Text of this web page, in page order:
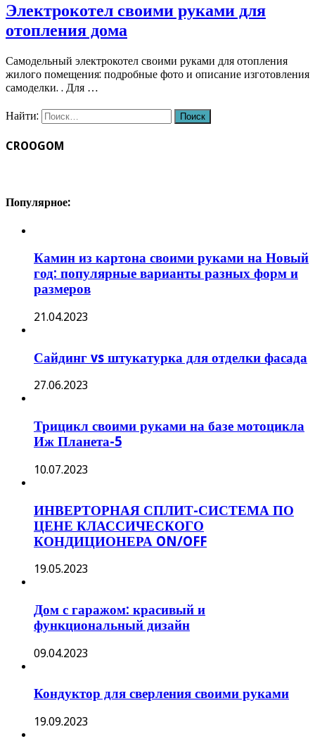
Электрокотел своими руками для
отопления дома
Самодельный электрокотел своими руками для отопления
жилого помещения: подробные фото и описание изготовления
самоделки. . Для …
Найти:
CROOGOM
Популярное:
Камин из картона своими руками на Новый
год: популярные варианты разных форм и
размеров
21.04.2023
Сайдинг vs штукатурка для отделки фасада
27.06.2023
Трицикл своими руками на базе мотоцикла
Иж Планета-5
10.07.2023
ИНВЕРТОРНАЯ СПЛИТ-СИСТЕМА ПО
ЦЕНЕ КЛАССИЧЕСКОГО
КОНДИЦИОНЕРА ON/OFF
19.05.2023
Дом с гаражом: красивый и
функциональный дизайн
09.04.2023
Кондуктор для сверления своими руками
19.09.2023